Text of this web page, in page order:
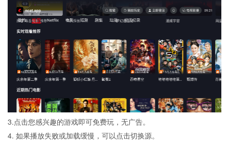
3.点击您感兴趣的游戏即可免费玩，无广告。
4. 如果播放失败或加载缓慢，可以点击切换源。